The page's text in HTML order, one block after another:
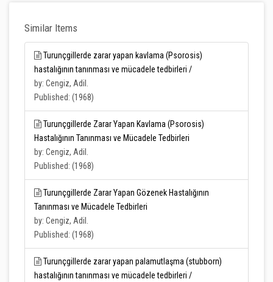
Similar Items
Turunçgillerde zarar yapan kavlama (Psorosis)
hastalığının tanınması ve mücadele tedbirleri /
by: Cengiz, Adil.
Published: (1968)
Turunçgillerde Zarar Yapan Kavlama (Psorosis)
Hastalığının Tanınması ve Mücadele Tedbirleri
by: Cengiz, Adil.
Published: (1968)
Turunçgillerde Zarar Yapan Gözenek Hastalığının
Tanınması ve Mücadele Tedbirleri
by: Cengiz, Adil.
Published: (1968)
Turunçgillerde zarar yapan palamutlaşma (stubborn)
hastalığının tanınması ve mücadele tedbirleri /